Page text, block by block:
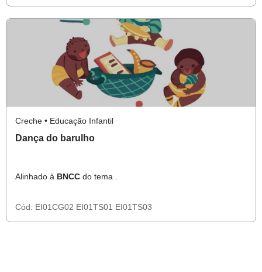
Creche • Educação Infantil
Dança do barulho
Alinhado à BNCC do tema .
Cód: EI01CG02 EI01TS01 EI01TS03